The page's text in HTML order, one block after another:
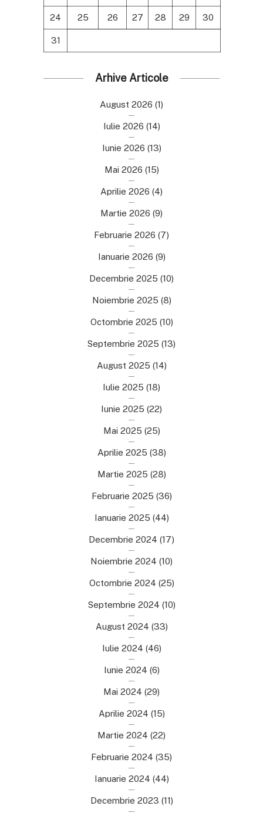
24 25 26 27 28 29 30
31
Arhive Articole
August 2026 (1)
Iulie 2026 (14)
Iunie 2026 (13)
Mai 2026 (15)
Aprilie 2026 (4)
Martie 2026 (9)
Februarie 2026 (7)
Ianuarie 2026 (9)
Decembrie 2025 (10)
Noiembrie 2025 (8)
Octombrie 2025 (10)
Septembrie 2025 (13)
August 2025 (14)
Iulie 2025 (18)
Iunie 2025 (22)
Mai 2025 (25)
Aprilie 2025 (38)
Martie 2025 (28)
Februarie 2025 (36)
Ianuarie 2025 (44)
Decembrie 2024 (17)
Noiembrie 2024 (10)
Octombrie 2024 (25)
Septembrie 2024 (10)
August 2024 (33)
Iulie 2024 (46)
Iunie 2024 (6)
Mai 2024 (29)
Aprilie 2024 (15)
Martie 2024 (22)
Februarie 2024 (35)
Ianuarie 2024 (44)
Decembrie 2023 (11)